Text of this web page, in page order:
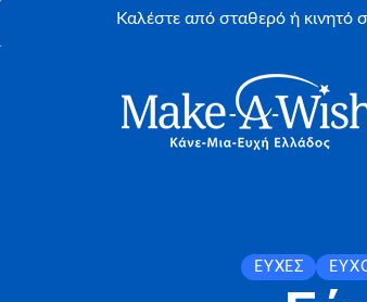
Καλέστε από σταθερό ή κινητό
ΕΥΧΈΣ